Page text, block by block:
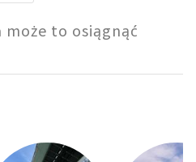
to osiągnąć